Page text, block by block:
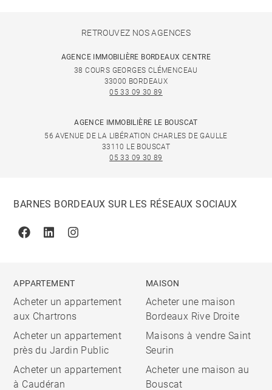
RETROUVEZ NOS AGENCES
AGENCE IMMOBILIÈRE BORDEAUX CENTRE
38 COURS GEORGES CLÉMENCEAU
33000 BORDEAUX
05 33 09 30 89
AGENCE IMMOBILIÈRE LE BOUSCAT
56 AVENUE DE LA LIBÉRATION CHARLES DE GAULLE
33110 LE BOUSCAT
05 33 09 30 89
BARNES BORDEAUX SUR LES RÉSEAUX SOCIAUX
FacebookLinkedinInstagram
APPARTEMENT
Acheter un appartement
aux Chartrons
Acheter un appartement
près du Jardin Public
Acheter un appartement
à Caudéran
MAISON
Acheter une maison
Bordeaux Rive Droite
Maisons à vendre Saint
Seurin
Acheter une maison au
Bouscat